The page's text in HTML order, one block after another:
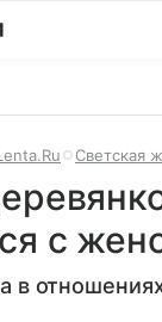
Светская
с
в